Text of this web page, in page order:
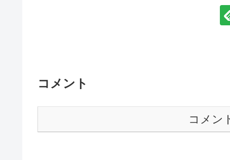
コメント
コメン